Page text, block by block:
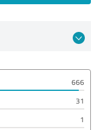
666
31
1